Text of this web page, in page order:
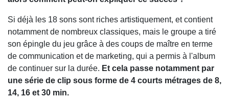
Si déjà les 18 sons sont riches artistiquement, et contient
notamment de nombreux classiques, mais le groupe a tiré
son épingle du jeu grâce à des coups de maître en terme
de communication et de marketing, qui a permis à l'album
de continuer sur la durée. Et cela passe notamment par
une série de clip sous forme de 4 courts métrages de 8,
14, 16 et 30 min.